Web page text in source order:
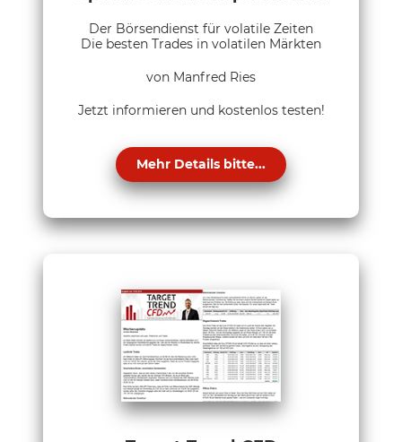
Der Börsendienst für volatile Zeiten
Die besten Trades in volatilen Märkten
von Manfred Ries
Jetzt informieren und kostenlos testen!
Mehr Details bitte...